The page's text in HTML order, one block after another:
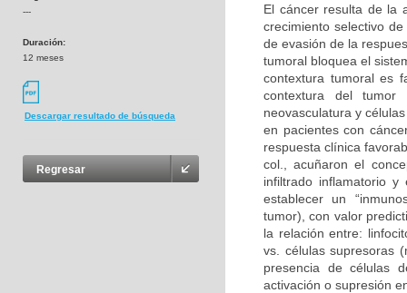
---
Duración:
12 meses
Descargar resultado de búsqueda
Regresar
El cáncer resulta de la
crecimiento selectivo
de evasión de la
tumoral bloquea el
contextura tumoral es
contextura del tumor
neovasculatura y
en pacientes con
respuesta clínica
col., acuñaron el
infiltrado inflamatorio
establecer un
tumor), con valor
la relación entre:
vs. células supresoras
presencia de células
activación o supresión